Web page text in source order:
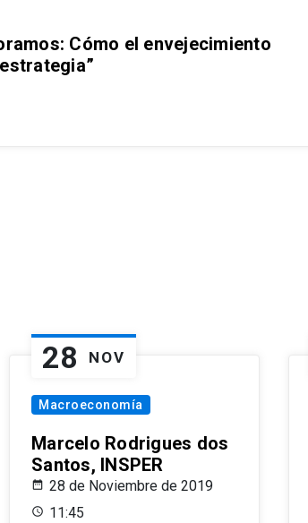
Cómo el envejecimiento
28 NOV
Macroeconomía
Marcelo Rodrigues dos
Santos, INSPER
28 de Noviembre de 2019
11:45